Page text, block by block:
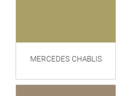
MERCEDES CHABLIS